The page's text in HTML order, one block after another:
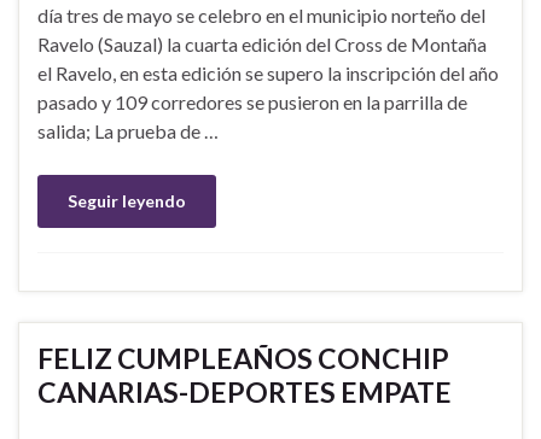
día tres de mayo se celebro en el municipio norteño del
Ravelo (Sauzal) la cuarta edición del Cross de Montaña
el Ravelo, en esta edición se supero la inscripción del año
pasado y 109 corredores se pusieron en la parrilla de
salida; La prueba de …
Seguir leyendo
FELIZ CUMPLEAÑOS CONCHIP
CANARIAS-DEPORTES EMPATE